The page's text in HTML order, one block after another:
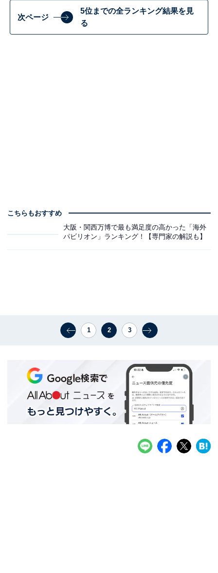
次ページ
5位までの全ランキング結果を見
る
こちらもおすすめ
大阪・関西万博で最も満足度の高かった「海外
パビリオン」ランキング！【専門家の解説も】
1 2 3